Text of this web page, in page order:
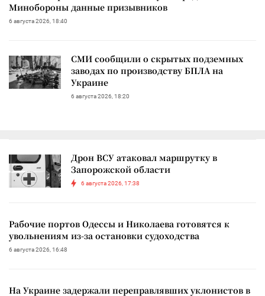
Минобороны данные призывников
6 августа 2026, 18:40
СМИ сообщили о скрытых подземных
заводах по производству БПЛА на
Украине
6 августа 2026, 18:20
Дрон ВСУ атаковал маршрутку в
Запорожской области
6 августа 2026, 17:38
Рабочие портов Одессы и Николаева готовятся к
увольнениям из-за остановки судоходства
6 августа 2026, 16:48
На Украине задержали переправлявших уклонистов в